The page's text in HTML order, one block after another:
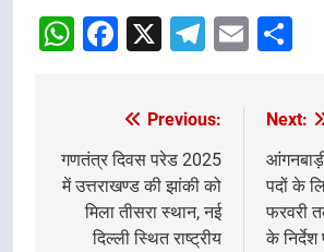
Navigation
WhatsApp
Facebook
X Email
navigation
Previous:
गणतंत्र दिवस परेड 2025
में उत्तराखण्ड की झांकी को
मिला तीसरा स्थान, नई
दिल्ली स्थित राष्ट्रीय
Next:
पदों के
फरवरी
के निर्देश